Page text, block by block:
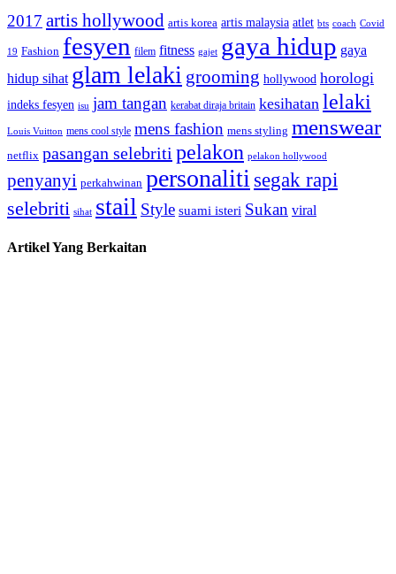
2017 artis hollywood artis korea artis malaysia atlet bts coach Covid
19 Fashion fesyen filem fitness gajet gaya hidup gaya
hidup sihat glam lelaki grooming hollywood horologi
indeks fesyen isu jam tangan kerabat diraja britain kesihatan lelaki
Louis Vuitton mens cool style mens fashion mens styling menswear
netflix pasangan selebriti pelakon pelakon hollywood
penyanyi perkahwinan personaliti segak rapi
selebriti sihat stail Style suami isteri Sukan viral
Artikel Yang Berkaitan